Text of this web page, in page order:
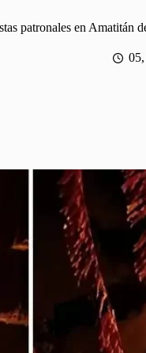
patronales en Amatitán